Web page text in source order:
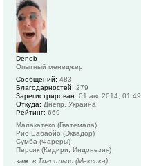
Deneb
Опытный менеджер
Сообщений: 483
Благодарностей: 279
Зарегистрирован: 01 авг 2014, 01:49
Откуда: Днепр, Украина
Рейтинг: 669
Малакатеко (Гватемала)
Рио Бабаойо (Эквадор)
Сумба (Фареры)
Персик (Кедири, Индонезия)
зам. в Тигрильос (Мексика)